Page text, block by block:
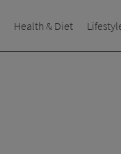
Health & Diet